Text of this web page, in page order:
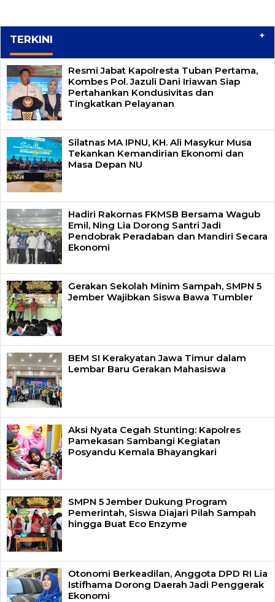
TERKINI +
Resmi Jabat Kapolresta Tuban Pertama,
Kombes Pol. Jazuli Dani Iriawan Siap
Pertahankan Kondusivitas dan
Tingkatkan Pelayanan
Silatnas MA IPNU, KH. Ali Masykur Musa
Tekankan Kemandirian Ekonomi dan
Masa Depan NU
Hadiri Rakornas FKMSB Bersama Wagub
Emil, Ning Lia Dorong Santri Jadi
Pendobrak Peradaban dan Mandiri Secara
Ekonomi
Gerakan Sekolah Minim Sampah, SMPN 5
Jember Wajibkan Siswa Bawa Tumbler
BEM SI Kerakyatan Jawa Timur dalam
Lembar Baru Gerakan Mahasiswa
Aksi Nyata Cegah Stunting: Kapolres
Pamekasan Sambangi Kegiatan
Posyandu Kemala Bhayangkari
SMPN 5 Jember Dukung Program
Pemerintah, Siswa Diajari Pilah Sampah
hingga Buat Eco Enzyme
Otonomi Berkeadilan, Anggota DPD RI Lia
Istifhama Dorong Daerah Jadi Penggerak
Ekonomi